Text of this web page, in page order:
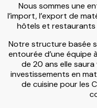
Nous sommes une
l’import, l’export de
hôtels et restaurants
Notre structure basée
entourée d’une équipe
de 20 ans elle
investissements en
de cuisine pour les